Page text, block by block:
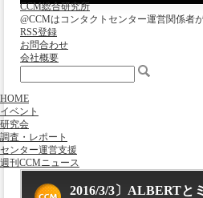
CCM総合研究所
@CCMはコンタクトセンター運営関係者
RSS登録
お問合わせ
会社概要
HOME
イベント
研究会
調査・レポート
センター運営支援
週刊CCMニュース
2016/3/3〕ALBERTと